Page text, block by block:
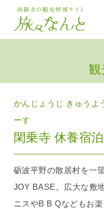
観
かんじょうじ きゅうよ
ーす
閑乗寺 休養宿
砺波平野の散居村を一
JOY BASE。広大な敷
ニスやB B Qなどもお